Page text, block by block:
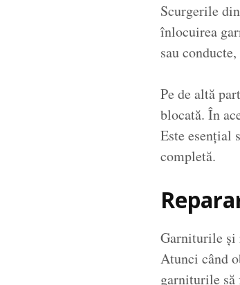
Scurgerile
înlocuirea
sau
Pe de altă
blocată. În
Este esențial
completă.
Garniturile și
Atunci când
garniturile să